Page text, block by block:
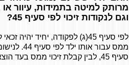
וגם לנקודות זיכוי לפי סעיף 45?
לפי סעיף 45(ג) לפקודה, יחיד
ממס עבור
סעיף 45, לבין קבלת זיכוי ממס בעד הוצאות החזקת ילד במוסד לפי סעיף 44.